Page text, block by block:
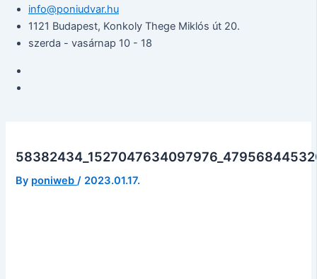
info@poniudvar.hu
1121 Budapest, Konkoly Thege Miklós út 20.
szerda - vasárnap 10 - 18
By poniweb/ 2023.01.17.